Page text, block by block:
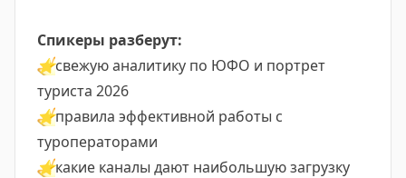
Спикеры разберут:
⭐️свежую аналитику по ЮФО и портрет
туриста 2026
⭐️правила эффективной работы с
туроператорами
⭐️какие каналы дают наибольшую загрузку